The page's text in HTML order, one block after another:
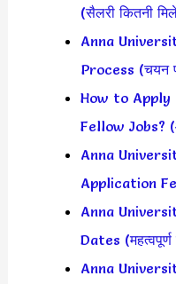
(सैलरी कितनी
Anna
Process (चयन
How to Apply
Fellow Jobs?
Anna
Application
Anna
Dates
Anna